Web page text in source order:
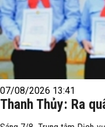
07/08/2026 13:41
Thanh Thủy: Ra